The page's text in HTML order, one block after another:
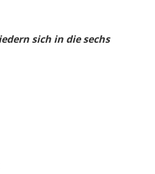
sich in die sechs